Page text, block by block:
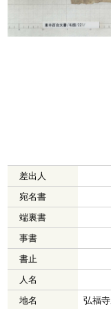
差出人
宛名書
端裏書
事書
書止
人名
地名
弘福